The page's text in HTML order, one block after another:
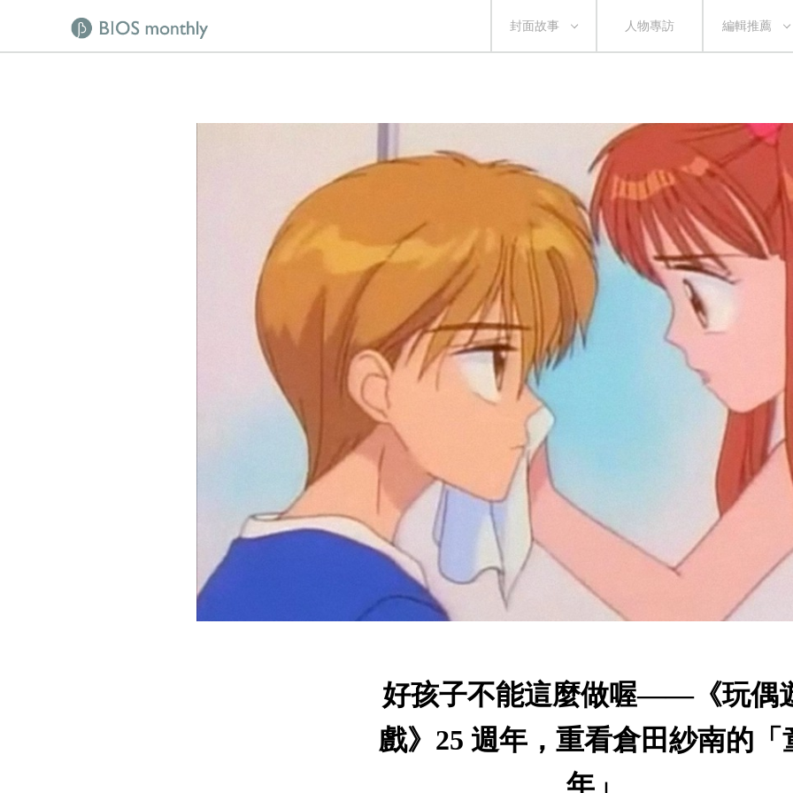
封面故事 人物專訪 編輯推薦
好孩子不能這麼做喔——《玩偶
戲》25 週年，重看倉田紗南的「
年」